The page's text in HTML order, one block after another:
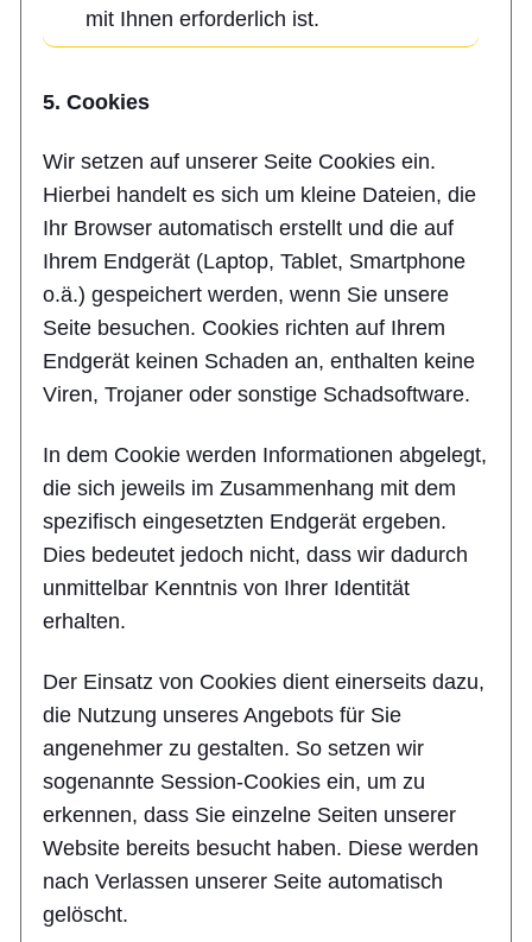
mit Ihnen erforderlich ist.
5. Cookies
Wir setzen auf unserer Seite Cookies ein.
Hierbei handelt es sich um kleine Dateien, die
Ihr Browser automatisch erstellt und die auf
Ihrem Endgerät (Laptop, Tablet, Smartphone
o.ä.) gespeichert werden, wenn Sie unsere
Seite besuchen. Cookies richten auf Ihrem
Endgerät keinen Schaden an, enthalten keine
Viren, Trojaner oder sonstige Schadsoftware.
In dem Cookie werden Informationen abgelegt,
die sich jeweils im Zusammenhang mit dem
spezifisch eingesetzten Endgerät ergeben.
Dies bedeutet jedoch nicht, dass wir dadurch
unmittelbar Kenntnis von Ihrer Identität
erhalten.
Der Einsatz von Cookies dient einerseits dazu,
die Nutzung unseres Angebots für Sie
angenehmer zu gestalten. So setzen wir
sogenannte Session-Cookies ein, um zu
erkennen, dass Sie einzelne Seiten unserer
Website bereits besucht haben. Diese werden
nach Verlassen unserer Seite automatisch
gelöscht.